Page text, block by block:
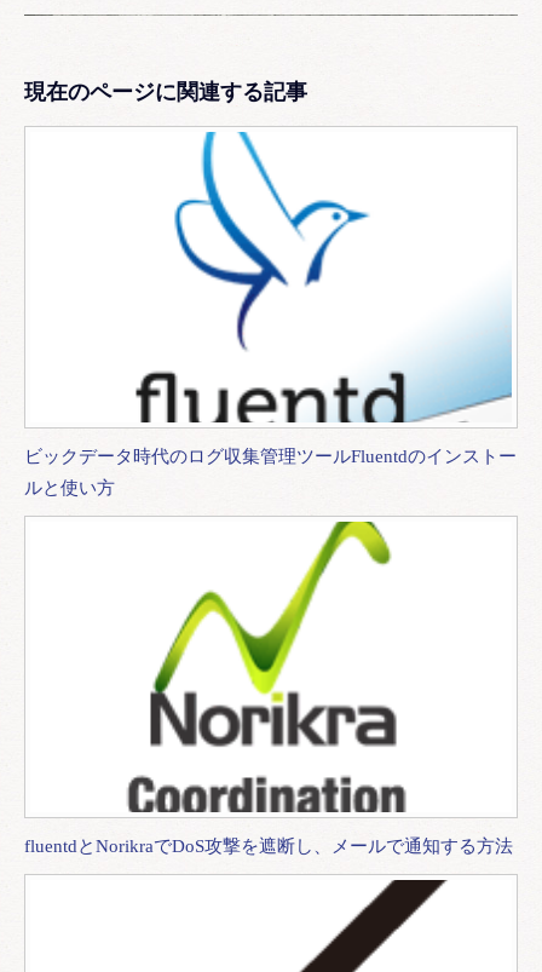
現在のページに関連する記事
ビックデータ時代のログ収集管理ツールFluentdのインストー
ルと使い方
fluentdとNorikraでDoS攻撃を遮断し、メールで通知する方法